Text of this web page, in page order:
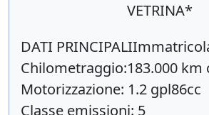
VETRINA*
DATI
Chilometraggio:183.000 km
Motorizzazione: 1.2 gpl86cc
Classe emissioni: 5